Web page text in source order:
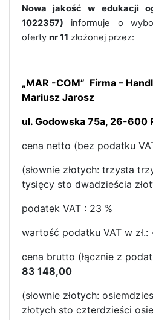
Nowa jakość w edukacji
1022357) informuje o
oferty nr 11 złożonej przez:
„MAR -COM” Firma –
Mariusz Jarosz
ul. Godowska 75a, 26-600
cena netto (bez podatku
(słownie złotych: trzysta
tysięcy sto dwadzieścia
podatek VAT : 23 %
wartość podatku VAT w zł.:
cena brutto (łącznie z
83 148,00
(słownie złotych:
złotych sto czterdzieści